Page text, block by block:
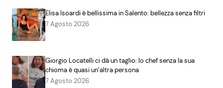
Elisa Isoardi è bellissima in Salento: bellezza senza filtri
7 Agosto 2026
Giorgio Locatelli ci dà un taglio: lo chef senza la sua
chioma è quasi un’altra persona
7 Agosto 2026